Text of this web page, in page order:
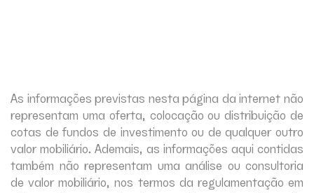
As informações previstas nesta página da internet não
representam uma oferta, colocação ou distribuição de
cotas de fundos de investimento ou de qualquer outro
valor mobiliário. Ademais, as informações aqui contidas
também não representam uma análise ou consultoria
de valor mobiliário, nos termos da regulamentação em